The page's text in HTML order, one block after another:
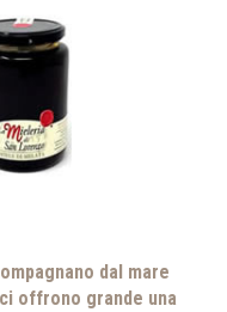
dal mare
offrono grande una